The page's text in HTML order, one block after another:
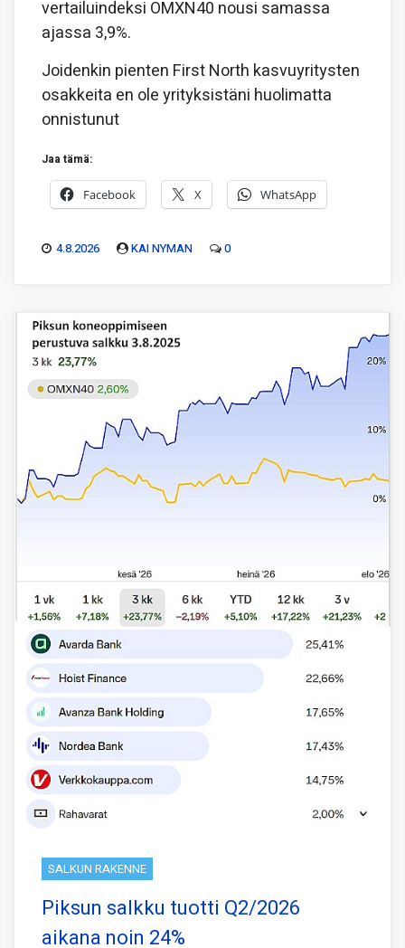
vertailuindeksi OMXN40 nousi samassa
ajassa 3,9%.
Joidenkin pienten First North kasvuyritysten
osakkeita en ole yrityksistäni huolimatta
onnistunut
Jaa tämä:
Facebook X WhatsApp
4.8.2026 KAI NYMAN 0
SALKUN RAKENNE
Piksun salkku tuotti Q2/2026
aikana noin 24%